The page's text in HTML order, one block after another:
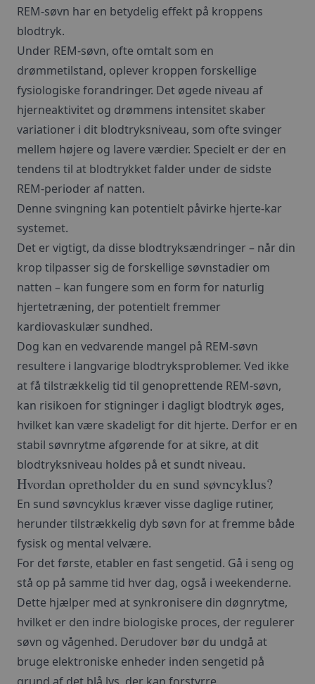
REM-søvn har en betydelig effekt på kroppens
blodtryk.
Under REM-søvn, ofte omtalt som en
drømmetilstand, oplever kroppen forskellige
fysiologiske forandringer. Det øgede niveau af
hjerneaktivitet og drømmens intensitet skaber
variationer i dit blodtryksniveau, som ofte svinger
mellem højere og lavere værdier. Specielt er der en
tendens til at blodtrykket falder under de sidste
REM-perioder af natten.
Denne svingning kan potentielt påvirke hjerte-kar
systemet.
Det er vigtigt, da disse blodtryksændringer – når din
krop tilpasser sig de forskellige søvnstadier om
natten – kan fungere som en form for naturlig
hjertetræning, der potentielt fremmer
kardiovaskulær sundhed.
Dog kan en vedvarende mangel på REM-søvn
resultere i langvarige blodtryksproblemer. Ved ikke
at få tilstrækkelig tid til genoprettende REM-søvn,
kan risikoen for stigninger i dagligt blodtryk øges,
hvilket kan være skadeligt for dit hjerte. Derfor er en
stabil søvnrytme afgørende for at sikre, at dit
blodtryksniveau holdes på et sundt niveau.
Hvordan opretholder du en sund søvncyklus?
En sund søvncyklus kræver visse daglige rutiner,
herunder tilstrækkelig dyb søvn for at fremme både
fysisk og mental velvære.
For det første, etabler en fast sengetid. Gå i seng og
stå op på samme tid hver dag, også i weekenderne.
Dette hjælper med at synkronisere din døgnrytme,
hvilket er den indre biologiske proces, der regulerer
søvn og vågenhed. Derudover bør du undgå at
bruge elektroniske enheder inden sengetid på